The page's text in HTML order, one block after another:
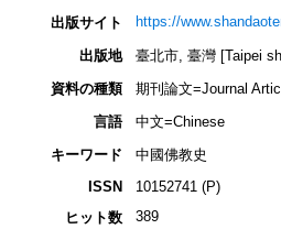
出版サイト
https://
出版地
臺北市, 臺灣 [Taipei
資料の種類
期刊論文=Journal
言語
中文=Chinese
キーワード
中國佛教史
ISSN
10152741 (P)
ヒット数
389